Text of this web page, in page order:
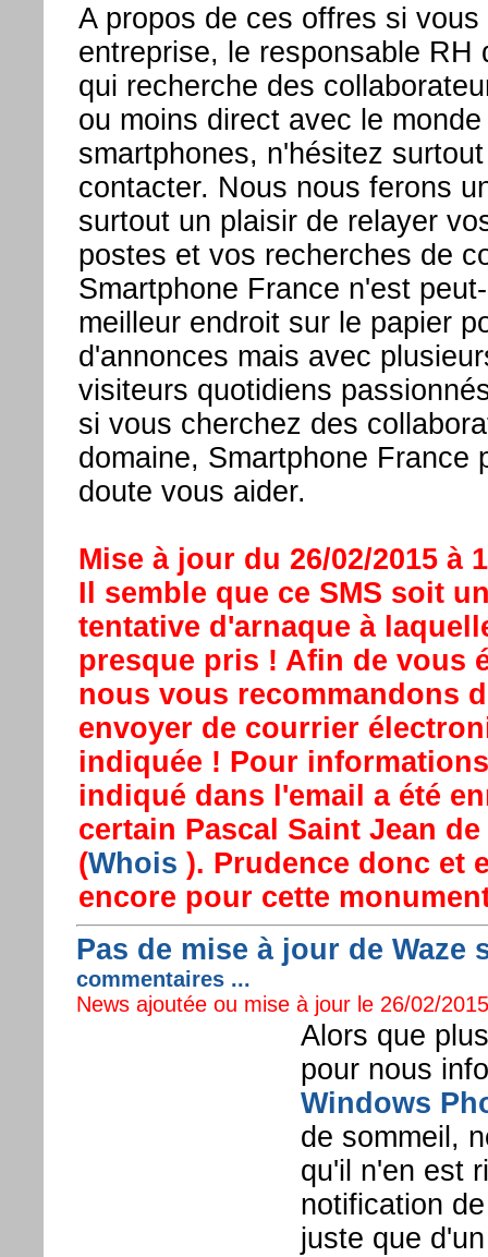
A propos de ces offres si vous
entreprise, le responsable RH
qui recherche des
ou moins direct avec le
smartphones, n'hésitez
contacter. Nous nous ferons
surtout un plaisir de relayer
postes et vos recherches de
Smartphone France n'est
meilleur endroit sur le papier
d'annonces mais avec
visiteurs quotidiens
si vous cherchez des
domaine, Smartphone France
doute vous aider.
Mise à jour du 26/02/2015 à
Il semble que ce SMS soit
tentative d'arnaque à
presque pris ! Afin de vous
nous vous recommandons
envoyer de courrier
indiquée ! Pour
indiqué dans l'email a été
certain Pascal Saint Jean
(Whois ). Prudence donc et
encore pour cette
Pas de mise à jour de Waze
commentaires ...
News ajoutée ou mise à jour le 26/02/
Alors que
pour nous
Windows
de sommeil,
qu'il n'en est
notification
juste que